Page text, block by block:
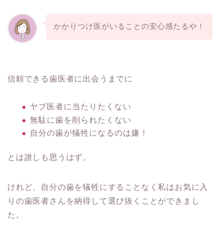
かかりつけ医がいることの安心感たるや！
信頼できる歯医者に出会うまでに
ヤブ医者に当たりたくない
無駄に歯を削られたくない
自分の歯が犠牲になるのは嫌！
とは誰しも思うはず。
けれど、自分の歯を犠牲にすることなく私はお気に入
りの歯医者さんを納得して選び抜くことができまし
た。